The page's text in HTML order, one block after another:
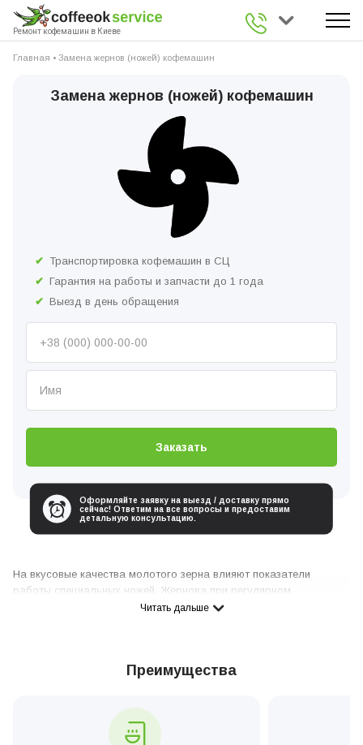
Ремонт кофемашин в Киеве
0 800 336 926
Главная • Замена жернов (ножей) кофемашин
Замена жернов (ножей) кофемашин
Транспортировка кофемашин в СЦ
Гарантия на работы и запчасти до 1 года
Выезд в день обращения
Заказать
Оформляйте заявку на выезд / доставку прямо
сейчас! Ответим на все вопросы и предоставим
детальную консультацию.
На вкусовые качества молотого зерна влияют показатели
работы специальных ножей. Жернова при регулярном
измельчении кофейных бобов подвергаются механической
строя по причине коррозии, попадании посторонних предметов
Читать дальше
Преимущества